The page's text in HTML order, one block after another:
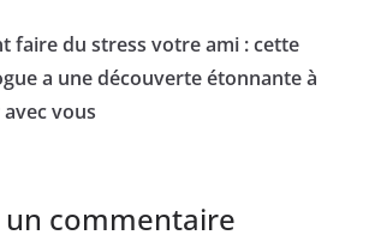
faire du stress votre ami : cette
a une découverte étonnante à
vous
un commentaire